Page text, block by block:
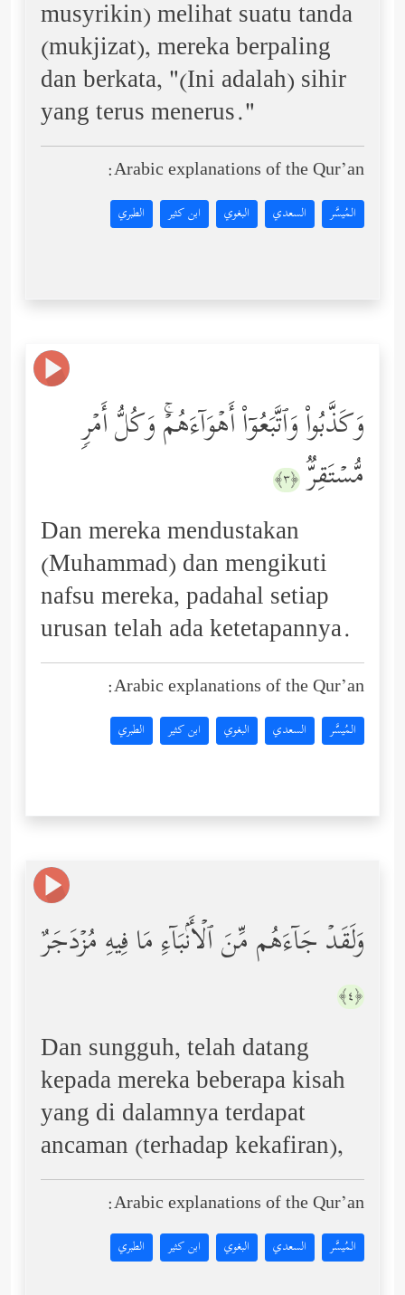
musyrikin) melihat suatu tanda
(mukjizat), mereka berpaling
dan berkata, "(Ini adalah) sihir
yang terus menerus."
Arabic explanations of the Qur’an:
المُيسَّر السعدي البغوي ابن كثير الطبري
وَكَذَّبُواْ وَٱتَّبَعُوۤاْ أَهۡوَاۤءَهُمۡۚ وَكُلُّ أَمۡرࣲ
مُّسۡتَقِرࣱّ ﴿٣﴾
Dan mereka mendustakan
(Muhammad) dan mengikuti
nafsu mereka, padahal setiap
urusan telah ada ketetapannya.
Arabic explanations of the Qur’an:
المُيسَّر السعدي البغوي ابن كثير الطبري
وَلَقَدۡ جَاۤءَهُم مِّنَ ٱلۡأَنۢبَاۤءِ مَا فِیهِ مُزۡدَجَرٌ
﴿٤﴾
Dan sungguh, telah datang
kepada mereka beberapa kisah
yang di dalamnya terdapat
ancaman (terhadap kekafiran),
Arabic explanations of the Qur’an:
المُيسَّر السعدي البغوي ابن كثير الطبري